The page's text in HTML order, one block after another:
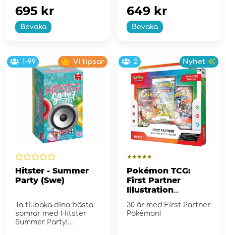
Bevaka
695 kr
Bevaka
649 kr
1-99 Vi tipsar
Hitster - Summer
Party (Swe)
Ta tillbaka dina bästa
somrar med Hitster
Summer Party!
2 Nyhet
Pokémon TCG:
First Partner
Illustration
2
30 år med First Partner
Pokémon!